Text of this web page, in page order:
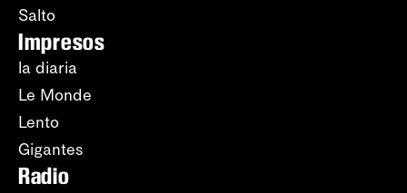
Salto
Impresos
la diaria
Le Monde
Lento
Gigantes
Radio